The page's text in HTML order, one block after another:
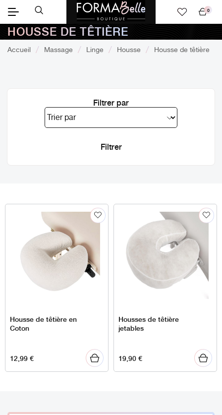
panier
0
HOUSSE DE TÊTIÈRE
Accueil Massage Linge Housse Housse de têtière
Filtrer par
Housse de têtière en
Coton
12,99€
Housses de têtière
jetables
19,90€